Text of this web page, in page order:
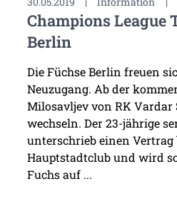
Champions League
Berlin
Die Füchse Berlin freuen
Neuzugang. Ab der
Milosavljev von RK Vardar
wechseln. Der 23-jährige
unterschrieb einen Vertrag
Hauptstadtclub und wird
Fuchs auf ...